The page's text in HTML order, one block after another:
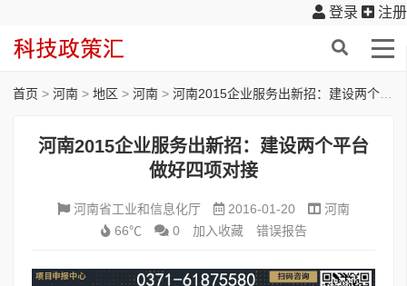
登录 注册
首页 > 河南 > 地区 > 河南 > 河南2015企业服务出新招：建设两个平台 做好四项对接
河南2015企业服务出新招：建设两个平台
做好四项对接
河南省工业和信息化厅 2016-01-20
河南
66℃
0 加入收藏 错误报告